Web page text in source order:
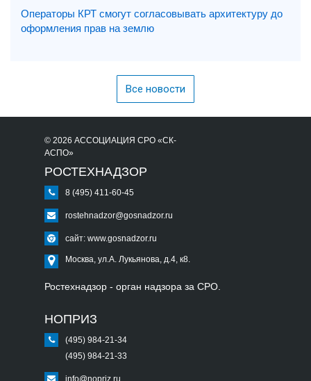
Операторы КРТ смогут согласовывать архитектуру до
оформления прав на землю
Все новости
© 2026 АССОЦИАЦИЯ СРО «СК-
АСПО»
РОСТЕХНАДЗОР
8 (495) 411-60-45
rostehnadzor@gosnadzor.ru
сайт: www.gosnadzor.ru
Москва, ул.А. Лукьянова, д.4, к8.
Ростехнадзор - орган надзора за СРО.
НОПРИЗ
(495) 984-21-34
(495) 984-21-33
info@nopriz.ru